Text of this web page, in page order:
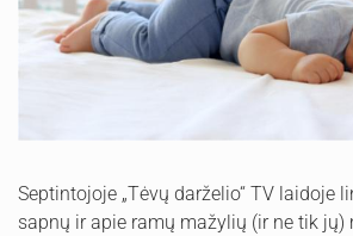
Septintojoje „Tėvų darželio“ TV laidoje
sapnų ir apie ramų mažylių (ir ne tik jų)